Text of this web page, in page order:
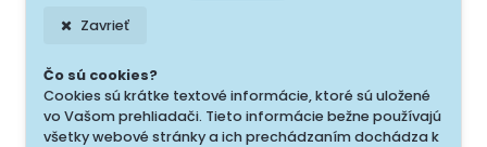
Zavrieť
Čo sú cookies?
Cookies sú krátke textové informácie, ktoré sú uložené
vo Vašom prehliadači. Tieto informácie bežne používajú
všetky webové stránky a ich prechádzaním dochádza k